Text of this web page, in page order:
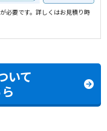
必要です。詳しくはお見積り時
いて